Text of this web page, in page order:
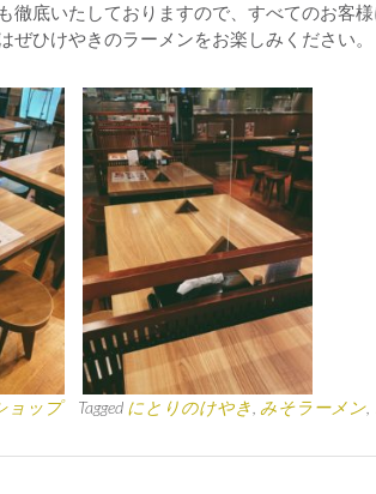
徹底いたしておりますので、すべてのお客
ぜひけやきのラーメンをお楽しみください。
ョップ Tagged にとりのけやき みそラーメン